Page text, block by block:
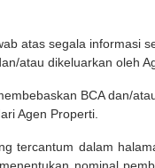
atas segala informasi
atau dikeluarkan oleh
BCA dan/
Agen Properti.
tercantum dalam